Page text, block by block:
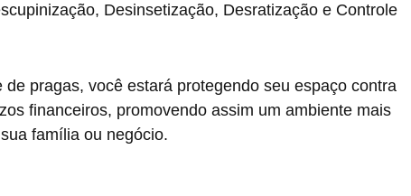
Desinsetização, Desratização e Controle
pragas, você estará protegendo seu espaço contra
financeiros, promovendo assim um ambiente mais
família ou negócio.